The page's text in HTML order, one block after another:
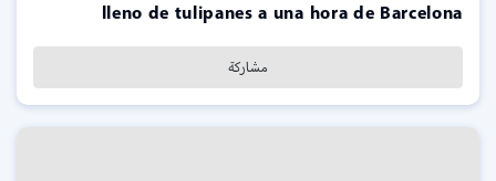
lleno de tulipanes a una hora de Barcelona
مشاركة